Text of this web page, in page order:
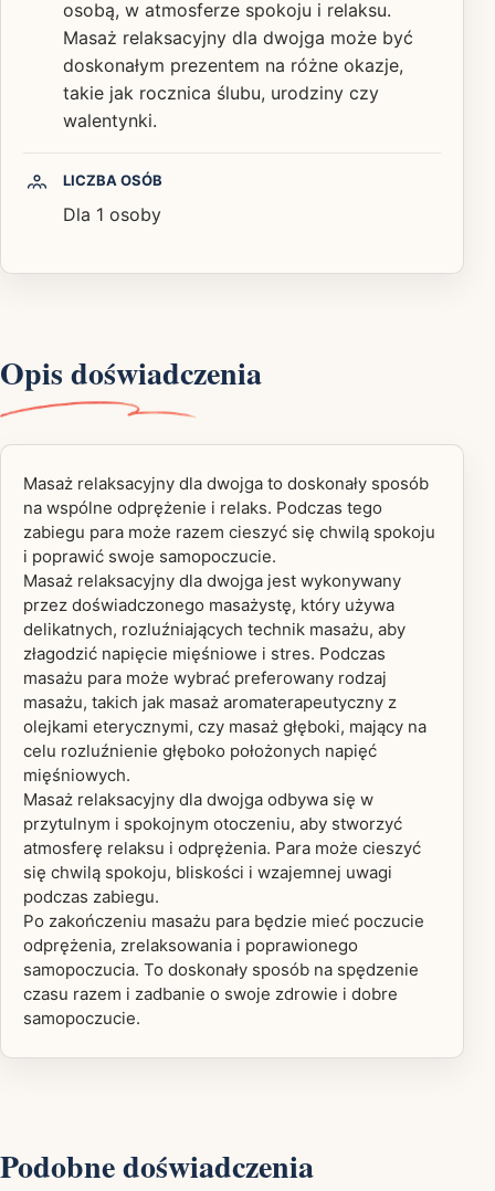
osobą, w atmosferze spokoju i relaksu.
Masaż relaksacyjny dla dwojga może być
doskonałym prezentem na różne okazje,
takie jak rocznica ślubu, urodziny czy
walentynki.
LICZBA OSÓB
Dla 1 osoby
Opis doświadczenia
Masaż relaksacyjny dla dwojga to doskonały sposób
na wspólne odprężenie i relaks. Podczas tego
zabiegu para może razem cieszyć się chwilą spokoju
i poprawić swoje samopoczucie.
Masaż relaksacyjny dla dwojga jest wykonywany
przez doświadczonego masażystę, który używa
delikatnych, rozluźniających technik masażu, aby
złagodzić napięcie mięśniowe i stres. Podczas
masażu para może wybrać preferowany rodzaj
masażu, takich jak masaż aromaterapeutyczny z
olejkami eterycznymi, czy masaż głęboki, mający na
celu rozluźnienie głęboko położonych napięć
mięśniowych.
Masaż relaksacyjny dla dwojga odbywa się w
przytulnym i spokojnym otoczeniu, aby stworzyć
atmosferę relaksu i odprężenia. Para może cieszyć
się chwilą spokoju, bliskości i wzajemnej uwagi
podczas zabiegu.
Po zakończeniu masażu para będzie mieć poczucie
odprężenia, zrelaksowania i poprawionego
samopoczucia. To doskonały sposób na spędzenie
czasu razem i zadbanie o swoje zdrowie i dobre
samopoczucie.
Podobne doświadczenia